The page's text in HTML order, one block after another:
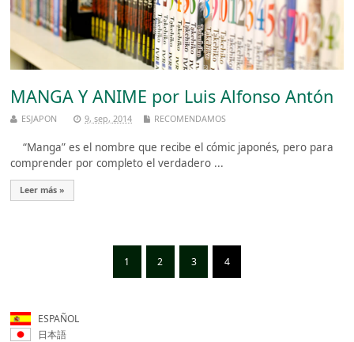
MANGA Y ANIME por Luis Alfonso Antón
ESJAPON 9, sep, 2014 RECOMENDAMOS
“Manga” es el nombre que recibe el cómic japonés, pero para
comprender por completo el verdadero ...
Leer más »
1 2 3 4
ESPAÑOL
日本語